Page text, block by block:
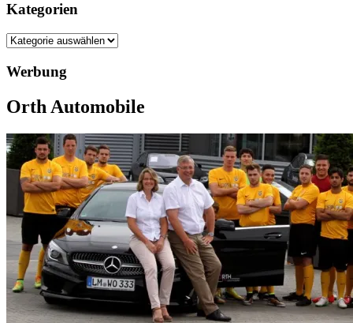
Kategorien
Kategorien
Werbung
Orth Automobile